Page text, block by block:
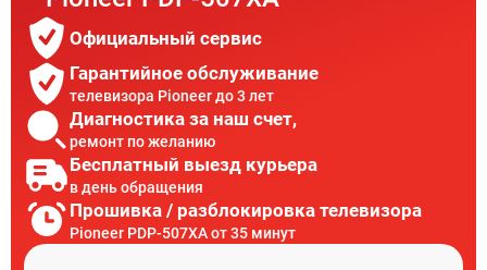
Официальный сервис
Гарантийное обслуживание
телевизора Pioneer до 3 лет
Диагностика за наш счет,
ремонт по желанию
Бесплатный выезд курьера
в день обращения
Прошивка / разблокировка телевизора
Pioneer PDP-507XA от 35 минут